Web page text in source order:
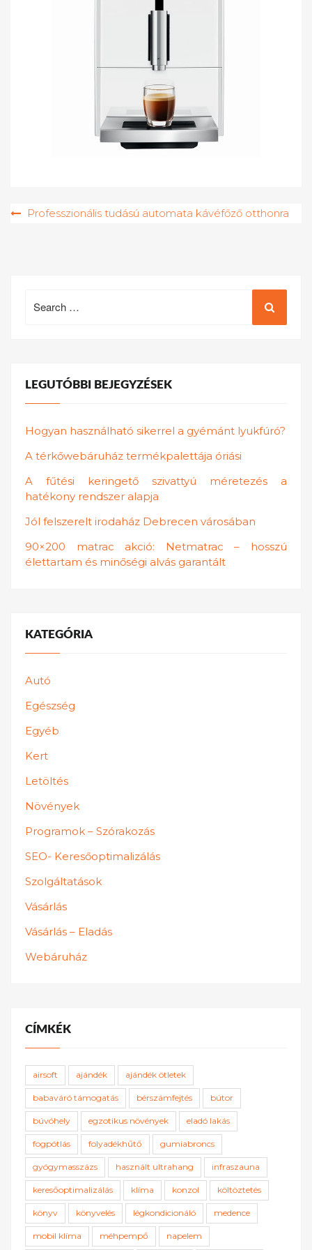
Bejegyzés
Professzionális tudású automata kávéfőző otthonra
for:
LEGUTÓBBI BEJEGYZÉSEK
Hogyan használható sikerrel a gyémánt lyukfúró?
A térkőwebáruház termékpalettája óriási
A fűtési keringető szivattyú méretezés a
hatékony rendszer alapja
Jól felszerelt irodaház Debrecen városában
90×200 matrac akció: Netmatrac – hosszú
élettartam és minőségi alvás garantált
KATEGÓRIA
Autó
Egészség
Egyéb
Kert
Letöltés
Növények
Programok – Szórakozás
SEO- Keresőoptimalizálás
Szolgáltatások
Vásárlás
Vásárlás – Eladás
Webáruház
CÍMKÉK
airsoft ajándék ajándék ötletek
babaváró támogatás bérszámfejtés bútor
búvóhely egzotikus növények eladó lakás
fogpótlás folyadékhűtő gumiabroncs
gyógymasszázs használt ultrahang infraszauna
keresőoptimalizálás klíma konzol költöztetés
könyv könyvelés légkondicionáló medence
mobil klíma méhpempő napelem